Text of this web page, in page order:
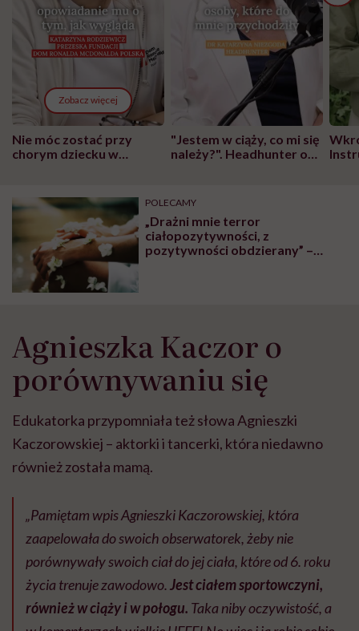
Zobacz więcej
Nie móc zostać przy
chorym dziecku w
może chyba tylko
głupota i brak
wyobraźni"
"Jestem w ciąży, co mi się
należy?". Headhunter o
pracy
POLECAMY
„Drażni mnie terror
ciałopozytywności, z
pozytywności obdzierany” –
Agnieszka Kaczor o
porównywaniu się
Edukatorka przypomniała też słowa Agnieszki
Kaczorowskiej – aktorki i tancerki, która niedawno
również została mamą.
„Pamiętam wpis Agnieszki Kaczorowskiej, która
zaapelowała do swoich obserwatorek, żeby nie
porównywały swoich ciał do jej ciała, które od 6. roku
życia trenuje zawodowo.Jest ciałem sportowczyni,
również w ciąży i w połogu. Taka niby oczywistość, a